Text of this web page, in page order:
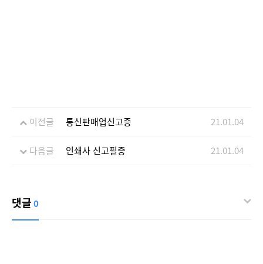
이전글 통신판매업신고증 21.01.04
다음글 인쇄사 신고필증 21.01.04
댓글0